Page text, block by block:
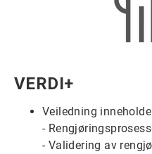
ArticleTile
VERDI+
Veiledning
-
- Validering av